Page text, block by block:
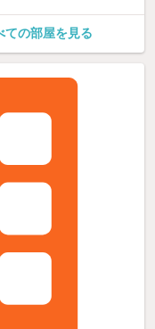
の部屋を見る